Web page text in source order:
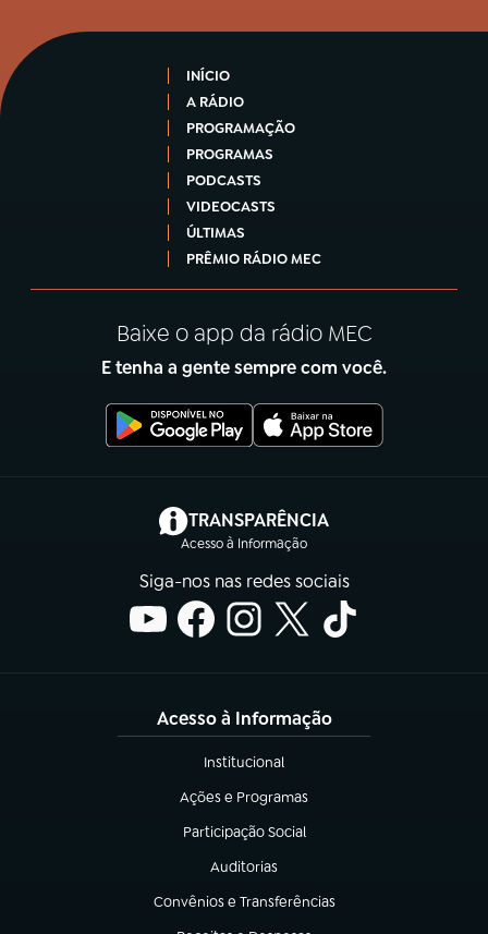
INÍCIO
A RÁDIO
PROGRAMAÇÃO
PROGRAMAS
PODCASTS
VIDEOCASTS
ÚLTIMAS
PRÊMIO RÁDIO MEC
Baixe o app da rádio MEC
E tenha a gente sempre com você.
TRANSPARÊNCIA
Acesso à Informação
(abre em nova aba)
Siga-nos nas redes sociais
Acesso à Informação
Institucional
(abre em nova aba)
Ações e Programas
(abre em nova aba)
Participação Social
(abre em nova aba)
Auditorias
(abre em nova aba)
Convênios e Transferências
(abre em nova aba)